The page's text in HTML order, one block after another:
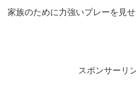
家族のために力強いプレーを見せ
スポンサーリ